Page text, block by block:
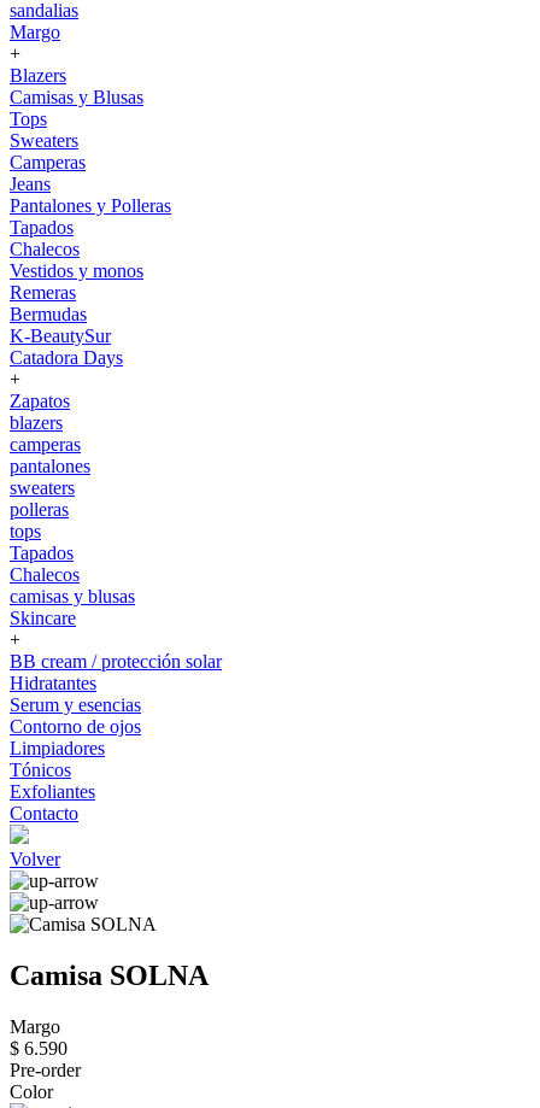
sandalias
Margo
+
Blazers
Camisas y Blusas
Tops
Sweaters
Camperas
Jeans
Pantalones y Polleras
Tapados
Chalecos
Vestidos y monos
Remeras
Bermudas
K-BeautySur
Catadora Days
+
Zapatos
blazers
camperas
pantalones
sweaters
polleras
tops
Tapados
Chalecos
camisas y blusas
Skincare
+
BB cream / protección solar
Hidratantes
Serum y esencias
Contorno de ojos
Limpiadores
Tónicos
Exfoliantes
Contacto
Volver
Camisa SOLNA
Margo
$ 6.590
Pre-order
Color